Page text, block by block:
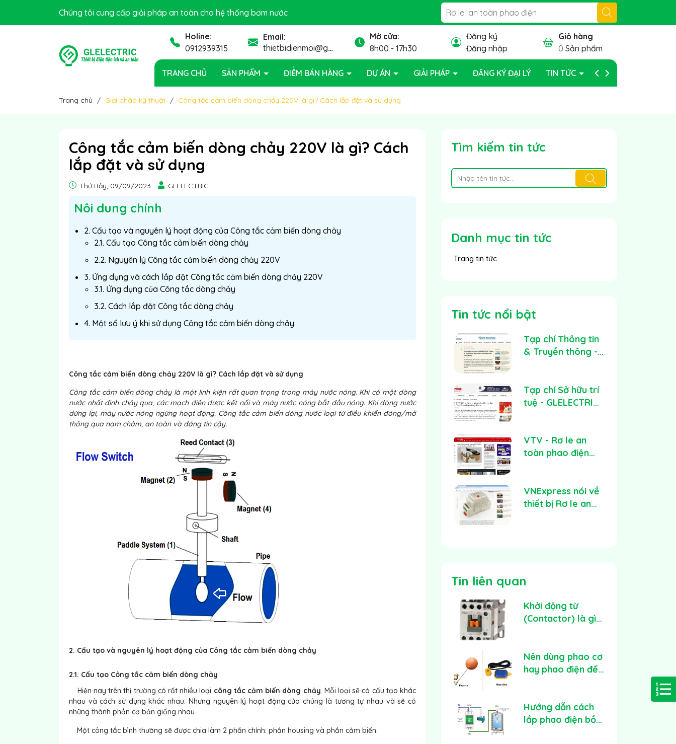
GLELECTRIC xin chào quý khách!
Chúng tôi cung cấp giải pháp an toàn cho hệ thống bơm nước
Holine:
0912939315
Email:
thietbidienmoi@gmail.com
Mở cửa:
8h00 - 17h30
Đăng ký
Đăng nhập
Giỏ hàng
0 Sản phẩm
TRANG CHỦ SẢN PHẨM ĐIỂM BÁN HÀNG DỰ ÁN GIẢI PHÁP ĐĂNG KÝ ĐẠI LÝ TIN TỨC BẢO HÀNH
Trang chủ Giải pháp kỹ thuật Công tắc cảm biến dòng chảy 220V là gì? Cách lắp đặt và sử dụng
Công tắc cảm biến dòng chảy 220V là gì? Cách
lắp đặt và sử dụng
Thứ Bảy, 09/09/2023 GLELECTRIC
Nôi dung chính
2. Cấu tạo và nguyên lý hoạt động của Công tắc cảm biến dòng chảy
2.1. Cấu tạo Công tắc cảm biến dòng chảy
2.2. Nguyên lý Công tắc cảm biến dòng chảy 220V
3. Ứng dụng và cách lắp đặt Công tắc cảm biến dòng chảy 220V
3.1. Ứng dụng của Công tắc dòng chảy
3.2. Cách lắp đặt Công tắc dòng chảy
4. Một số lưu ý khi sử dụng Công tắc cảm biến dòng chảy
Công tắc cảm biến dòng chảy 220V là gì? Cách lắp đặt và sử dụng
Công tắc cảm biến dòng chảy là một linh kiện rất quan trọng trong máy nước nóng. Khi có một dòng
nước nhất định chảy qua, các mạch điện được kết nối và máy nước nóng bắt đầu nóng. Khi dòng nước
dừng lại, máy nước nóng ngừng hoạt động. Công tắc cảm biến dòng nước loại từ điều khiển đóng/mở
thông qua nam châm, an toàn và đáng tin cậy.
2. Cấu tạo và nguyên lý hoạt động của Công tắc cảm biến dòng chảy
2.1. Cấu tạo Công tắc cảm biến dòng chảy
Hiện nay trên thị trường có rất nhiều loại công tắc cảm biến dòng chảy. Mỗi loại sẽ có cấu tạo khác
nhau và cách sử dụng khác nhau. Nhưng nguyên lý hoạt động của chúng là tương tự nhau và sẽ có
những thành phần cơ bản giống nhau.
Một công tắc bình thường sẽ được chia làm 2 phần chính: phần housing và phần cảm biến.
Tìm kiếm tin tức
Danh mục tin tức
Trang tin tức
Tin tức nổi bật
Tạp chí Thông tin
& Truyền thông -
GLELECTRIC
Tạp chí Sở hữu trí
tuệ - GLELECTRIC
Cho Phao Điện
Máy Bơm
VTV - Rơ le an
toàn phao điện
điện cho mọi gia
đình Việt
VNExpress nói về
thiết bị Rơ le an
Tin liên quan
Khởi động từ
(Contactor) là gì?
chọn
Nên dùng phao cơ
hay phao điện để
Hướng dẫn cách
lắp phao điện bồn